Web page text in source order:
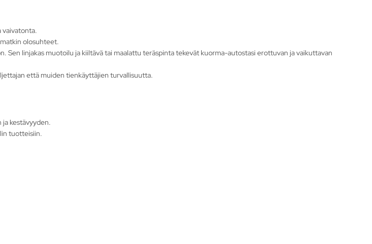
vaivatonta.
olosuhteet.
Sen linjakas muotoilu ja kiiltävä tai maalattu teräspinta tekevät kuorma-autostasi erottuvan ja vaikuttavan
että muiden tienkäyttäjien turvallisuutta.
kestävyyden.
tuotteisiin.